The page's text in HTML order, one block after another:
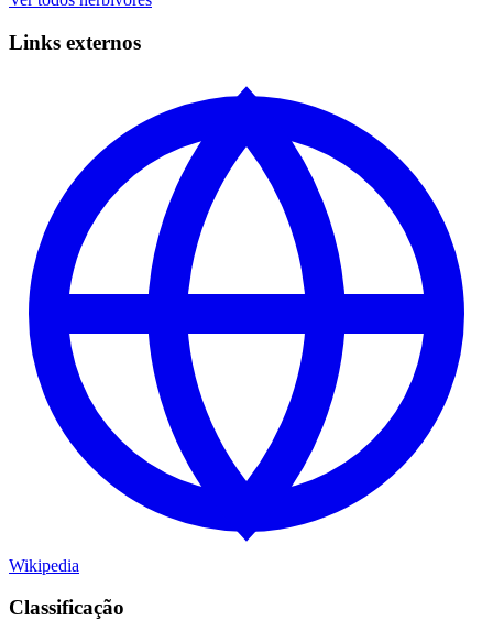
Links externos
Wikipedia
Classificação